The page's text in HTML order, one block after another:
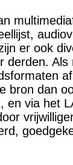
er ook
derden.
bron dan
en via het